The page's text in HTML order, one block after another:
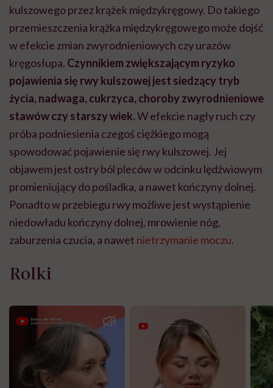
kulszowego przez krążek międzykręgowy. Do takiego
przemieszczenia krążka międzykręgowego może dojść
w efekcie zmian zwyrodnieniowych czy urazów
kręgosłupa. Czynnikiem zwiększającym ryzyko
pojawienia się rwy kulszowej jest siedzący tryb
życia, nadwaga, cukrzyca, choroby zwyrodnieniowe
stawów czy starszy wiek.W efekcie nagły ruch czy
próba podniesienia czegoś ciężkiego mogą
spowodować pojawienie się rwy kulszowej. Jej
objawem jest ostry ból pleców w odcinku lędźwiowym
promieniujący do pośladka, a nawet kończyny dolnej.
Ponadto w przebiegu rwy możliwe jest wystąpienie
niedowładu kończyny dolnej, mrowienie nóg,
zaburzenia czucia, a nawet nietrzymanie moczu.
Rolki